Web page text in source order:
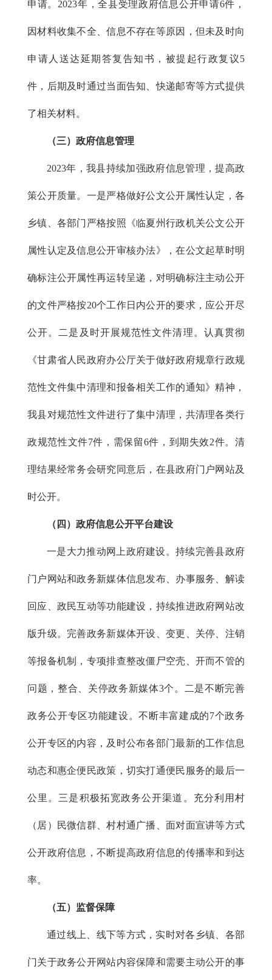
申请。2023年，全县受理政府信息公开申请6件，
因材料收集不全、信息不存在等原因，但未及时向
申请人送达延期答复告知书，被提起行政复议5
件，后期及时通过当面告知、快递邮寄等方式提供
了相关材料。
（三）政府信息管理
2023年，我县持续加强政府信息管理，提高政
策公开质量。一是严格做好公文公开属性认定，各
乡镇、各部门严格按照《临夏州行政机关公文公开
属性认定及信息公开审核办法》，在公文起草时明
确标注公开属性再运转呈递，对明确标注主动公开
的文件严格按20个工作日内公开的要求，应公开尽
公开。二是及时开展规范性文件清理。认真贯彻
《甘肃省人民政府办公厅关于做好政府规章行政规
范性文件集中清理和报备相关工作的通知》精神，
我县对规范性文件进行了集中清理，共清理各类行
政规范性文件7件，需保留6件，到期失效2件。清
理结果经常务会研究同意后，在县政府门户网站及
时公开。
（四）政府信息公开平台建设
一是大力推动网上政府建设。持续完善县政府
门户网站和政务新媒体信息发布、办事服务、解读
回应、政民互动等功能建设，持续推进政府网站改
版升级。完善政务新媒体开设、变更、关停、注销
等报备机制，专项排查整改僵尸空壳、开而不管的
问题，整合、关停政务新媒体3个。二是不断完善
政务公开专区功能建设。不断丰富建成的7个政务
公开专区的内容，及时公布各部门最新的工作信息
动态和惠企便民政策，切实打通便民服务的最后一
公里。三是积极拓宽政务公开渠道。充分利用村
（居）民微信群、村村通广播、面对面宣讲等方式
公开政府信息，不断提高政府信息的传播率和到达
率。
（五）监督保障
通过线上、线下等方式，实时对各乡镇、各部
门关于政务公开网站内容保障和需要主动公开的事